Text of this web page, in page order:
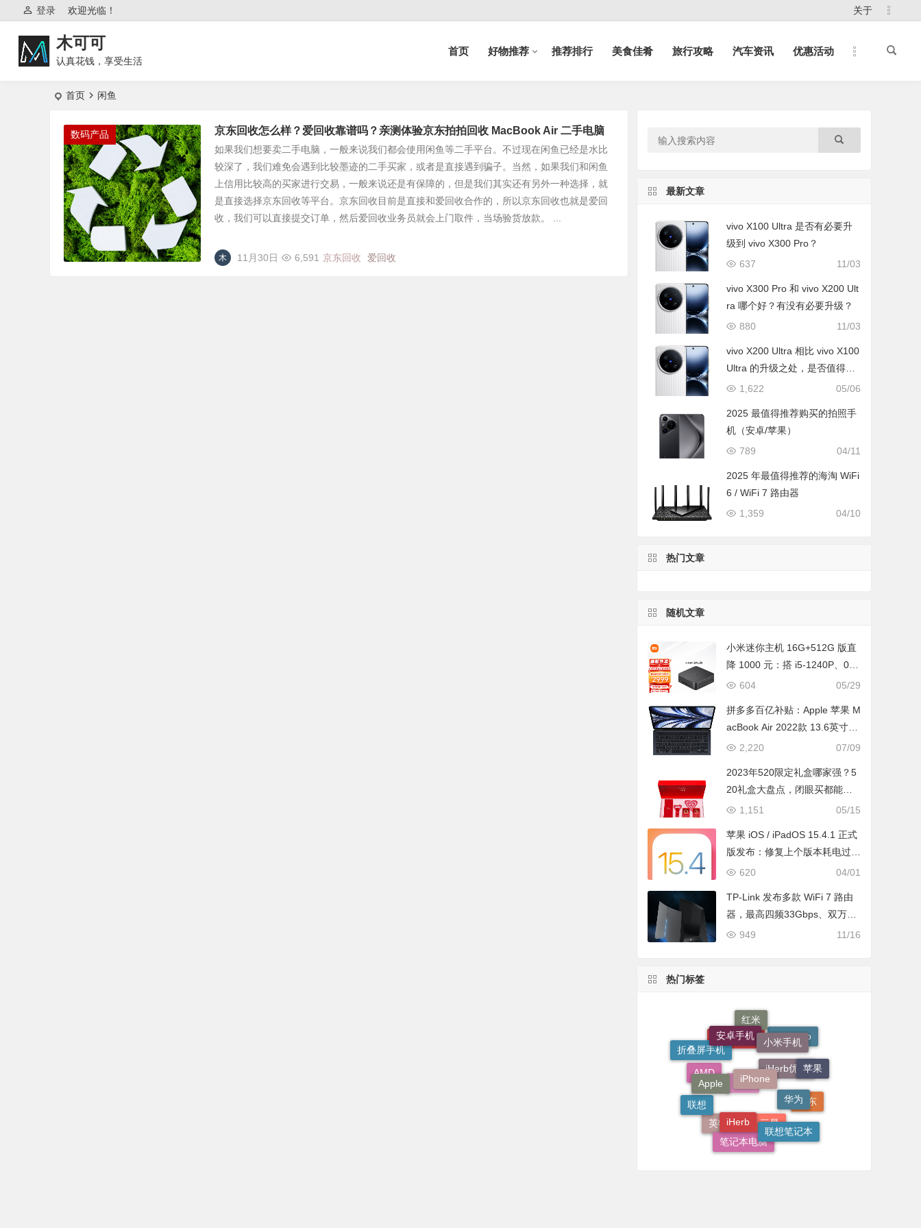
欢迎光临！
登录 关于
木可可
认真花钱，享受生活
首页 好物推荐 推荐排行 美食佳肴 旅行攻略 汽车资讯 优惠活动
首页 闲鱼
数码产品 京东回收怎么样？爱回收靠谱吗？亲测体验京东拍拍回收 MacBook Air 二手电脑
如果我们想要卖二手电脑，一般来说我们都会使用闲鱼等二手平台。不过现在闲鱼已经是水比
较深了，我们难免会遇到比较墨迹的二手买家，或者是直接遇到骗子。当然，如果我们和闲鱼
上信用比较高的买家进行交易，一般来说还是有保障的，但是我们其实还有另外一种选择，就
是直接选择京东回收等平台。京东回收目前是直接和爱回收合作的，所以京东回收也就是爱回
收，我们可以直接提交订单，然后爱回收业务员就会上门取件，当场验货放款。 ...
11月30日 6,591 京东回收 爱回收
最新文章
vivo X100 Ultra 是否有必要升
级到 vivo X300 Pro？
11/03
637
vivo X300 Pro 和 vivo X200 Ult
ra 哪个好？有没有必要升级？
11/03
880
vivo X200 Ultra 相比 vivo X100
Ultra 的升级之处，是否值得升
级购买
05/06
1,622
2025 最值得推荐购买的拍照手
机（安卓/苹果）
04/11
789
2025 年最值得推荐的海淘 WiFi
6 / WiFi 7 路由器
04/10
1,359
热门文章
随机文章
小米迷你主机 16G+512G 版直
降 1000 元：搭 i5-1240P、0.5
L 超小体积，2999元
05/29
604
拼多多百亿补贴：Apple 苹果 M
acBook Air 2022款 13.6英寸笔
记本电脑（M2、8GB、256GB
07/09
2,220
2023年520限定礼盒哪家强？5
20礼盒大盘点，闭眼买都能送
到心坎上！
05/15
1,151
苹果 iOS / iPadOS 15.4.1 正式
版发布：修复上个版本耗电过快
的问题
04/01
620
TP-Link 发布多款 WiFi 7 路由
器，最高四频33Gbps、双万兆
口，699.99美元
11/16
949
热门标签
iPhone 14
红米
iPad Pro
iHerb优惠
小米
AMD
折叠屏手机
安卓手机
小米手机
苹果
京东
三星
英特尔
联想
Apple
iPhone
华为
联想笔记本
笔记本电脑
iHerb